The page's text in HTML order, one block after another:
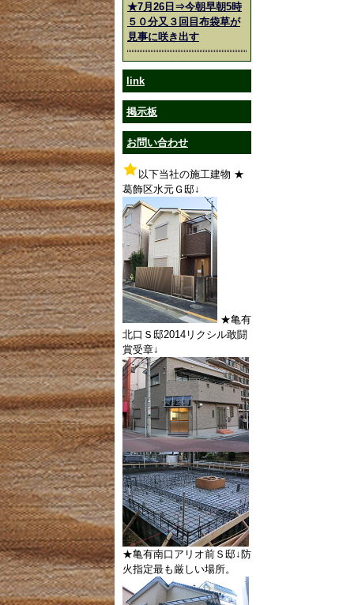
★7月26日⇒今朝早朝5時
５０分又３回目布袋草が
見事に咲き出す
link
掲示板
お問い合わせ
以下当社の施工建物 ★
葛飾区水元Ｇ邸↓
★亀有
北口Ｓ邸2014リクシル敢闘
賞受章↓
★亀有南口アリオ前Ｓ邸↓防
火指定最も厳しい場所。